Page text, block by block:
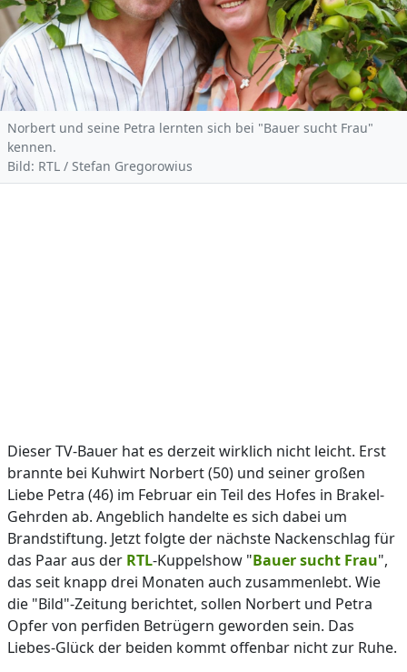
Norbert und seine Petra lernten sich bei "Bauer sucht Frau"
kennen.
Bild: RTL / Stefan Gregorowius
Dieser TV-Bauer hat es derzeit wirklich nicht leicht. Erst
brannte bei Kuhwirt Norbert (50) und seiner großen
Liebe Petra (46) im Februar ein Teil des Hofes in Brakel-
Gehrden ab. Angeblich handelte es sich dabei um
Brandstiftung. Jetzt folgte der nächste Nackenschlag für
das Paar aus der RTL-Kuppelshow "Bauer sucht Frau",
das seit knapp drei Monaten auch zusammenlebt. Wie
die "Bild"-Zeitung berichtet, sollen Norbert und Petra
Opfer von perfiden Betrügern geworden sein. Das
Liebes-Glück der beiden kommt offenbar nicht zur Ruhe.